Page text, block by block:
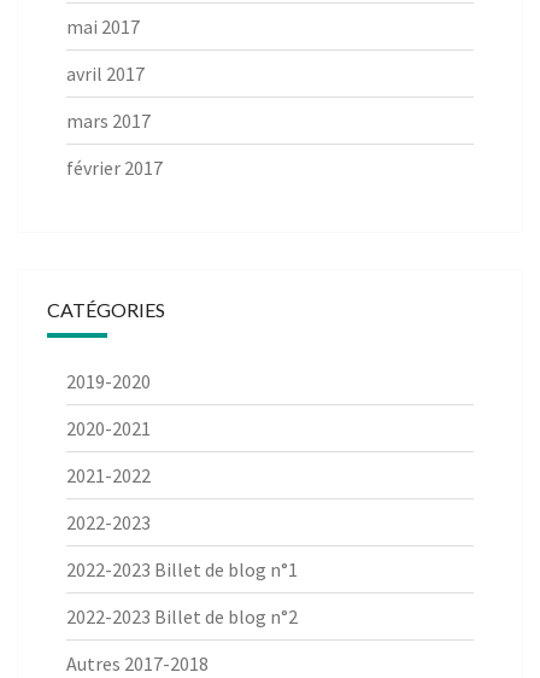
mai 2017
avril 2017
mars 2017
février 2017
CATÉGORIES
2019-2020
2020-2021
2021-2022
2022-2023
2022-2023 Billet de blog n°1
2022-2023 Billet de blog n°2
Autres 2017-2018